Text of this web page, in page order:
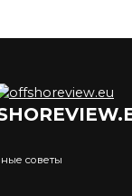
советы